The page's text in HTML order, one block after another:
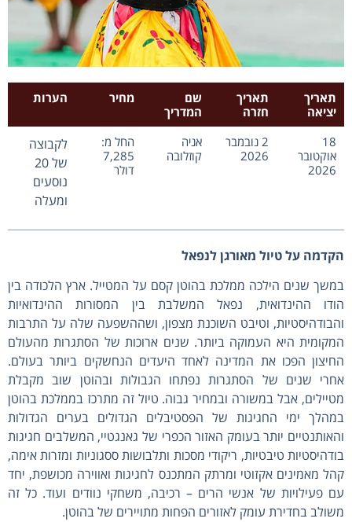
תאריך
יציאה
תאריך
חזרה
שם
המדריך
מחיר הערות
18
אוקטובר
2026
2 נובמבר
2026
אניה
קוזלובה
החל מ:
7,285
דולר
לקבוצה
של 20
נוסעים
ומעלה
הקדמה על טיול מאורגן לנפאל
במשך שנים הילכה ממלכת בהוטן קסם על המטייל. ארץ הלכודה בין
הודו ההינדואית, נפאל המשלבת בין המסורות ההינדואיות
והבודהיסטיות, וטיבט השוכנת מצפון, ושההשפעה שלה על התרבות
המקומית היא העמוקה ביותר. שנים ארוכות של הסתגרות מהעולם
החיצון הפכו את המדינה לאחד היעדים הנחשקים ביותר בעולם.
אחרי שנים של הסתגרות נפתחו הגבולות ובהוטן שוב מקבלת
מטיילים, אבל במשורה ובמחיר גבוה. טיול זה מתרכז בממלכת בהוטן
במהלך ימי החגיגות של הפסטיבלים הגדולים בערים הגדולות
והאותנטיים יותר בעומק האזור הכפרי של גאנגטיי, המשלבים חגיגות
בודהיסטיות טיבטיות, ריקודי מסכות ותלבושות ססגוניות ומזרות אימה,
קהל מאמינים אקזוטי ומרתק המתכנס לחגיגות ואווירה מכושפת, יחד
עם פעילויות של אנשי הרים – רכיבה, משחקי נוודים ועוד. כל זה
משולב בחדירת עומק לאזורים הפחות מתויירים של בהוטן.